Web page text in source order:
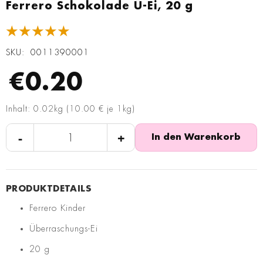
Ferrero Schokolade Ü-Ei, 20 g
★★★★★
SKU 0011390001
€0.20
Inhalt: 0.02kg (10.00 € je 1kg)
- + In den Warenkorb
Ferrero Kinder
Überraschungs-Ei
20 g
Anfang
Bildgalerie